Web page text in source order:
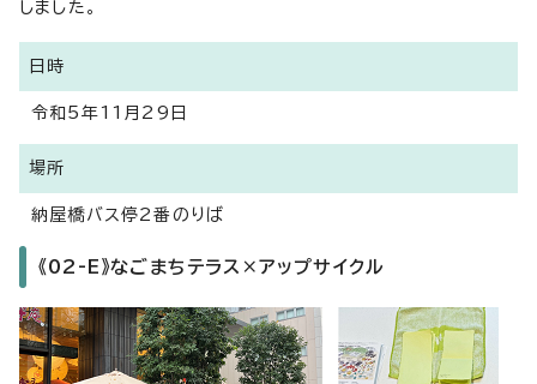
しました。
日時
令和5年11月29日
場所
納屋橋バス停2番のりば
《02-E》なごまちテラス×アップサイクル